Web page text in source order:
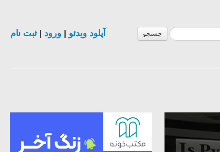
جستجو آپلود ویدئو ورود |ثبت نام